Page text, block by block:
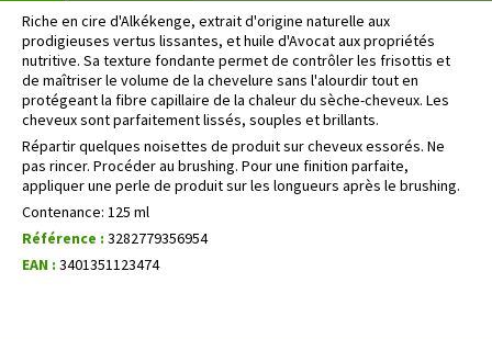
Riche en cire d'Alkékenge, extrait d'origine naturelle aux
prodigieuses vertus lissantes, et huile d'Avocat aux propriétés
nutritive. Sa texture fondante permet de contrôler les frisottis et
de maîtriser le volume de la chevelure sans l'alourdir tout en
protégeant la fibre capillaire de la chaleur du sèche-cheveux. Les
cheveux sont parfaitement lissés, souples et brillants.
Répartir quelques noisettes de produit sur cheveux essorés. Ne
pas rincer. Procéder au brushing. Pour une finition parfaite,
appliquer une perle de produit sur les longueurs après le brushing.
Contenance: 125 ml
Référence : 3282779356954
EAN : 3401351123474